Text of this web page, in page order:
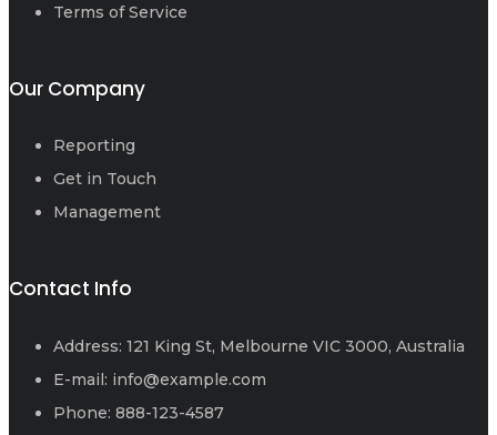
Terms of Service
Our Company
Reporting
Get in Touch
Management
Contact Info
Address: 121 King St, Melbourne VIC 3000, Australia
E-mail: info@example.com
Phone: 888-123-4587